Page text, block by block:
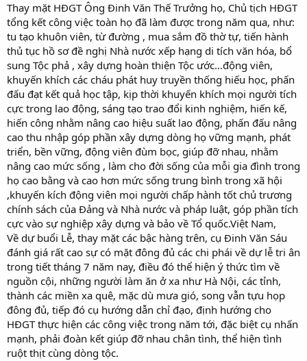
Thay mặt HĐGT Ông Đinh Văn Thế Trưởng họ, Chủ tịch HĐGT
tổng kết công việc toàn họ đã làm được trong năm qua, như:
tu tạo khuôn viên, từ đường , mua sắm đồ thờ tự, tiến hành
thủ tục hồ sơ đề nghị Nhà nước xếp hạng di tích văn hóa, bổ
sung Tộc phả , xây dựng hoàn thiện Tộc ước…động viên,
khuyến khích các cháu phát huy truyền thống hiếu học, phấn
đấu đạt kết quả học tập, kịp thời khuyến khích mọi người tích
cực trong lao động, sáng tạo trao đổi kinh nghiệm, hiến kế,
hiến công nhằm nâng cao hiệu suất lao động, phấn đấu nâng
cao thu nhập góp phần xây dựng dòng họ vững mạnh, phát
triển, bền vững, động viên đùm bọc, giúp đỡ nhau, nhằm
nâng cao mức sống , làm cho đời sống của mỗi gia đình trong
họ cao bằng và cao hơn mức sống trung bình trong xã hội
,khuyến kích động viên mọi người chấp hành tốt chủ trương
chính sách của Đảng và Nhà nước và pháp luật, góp phần tích
cực vào sự nghiệp xây dựng và bảo về Tổ quốc.Việt Nam,
Về dự buổi Lễ, thay mặt các bậc hàng trên, cụ Đinh Văn Sáu
đánh giá rất cao sự có mặt đông đủ các chi phái về dự lễ tri ân
trong tiết tháng 7 năm nay, điều đó thể hiện ý thức tìm về
nguồn cội, những người làm ăn ở xa như Hà Nội, các tỉnh,
thành các miền xa quê, mặc dù mưa gió, song vẫn tựu họp
đông đủ, tiếp đó cụ hướng dẫn chỉ đạo, định hướng cho
HĐGT thực hiện các công việc trong năm tới, đặc biệt cụ nhấn
mạnh, phải đoàn kết giúp đỡ nhau chân tình, thể hiện tình
ruột thịt cùng dòng tộc.